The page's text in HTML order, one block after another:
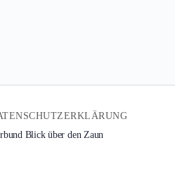
Blick über den Zaun